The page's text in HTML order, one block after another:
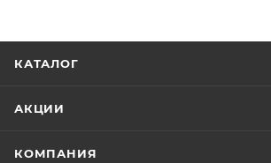
КАТАЛОГ
АКЦИИ
КОМПАНИЯ